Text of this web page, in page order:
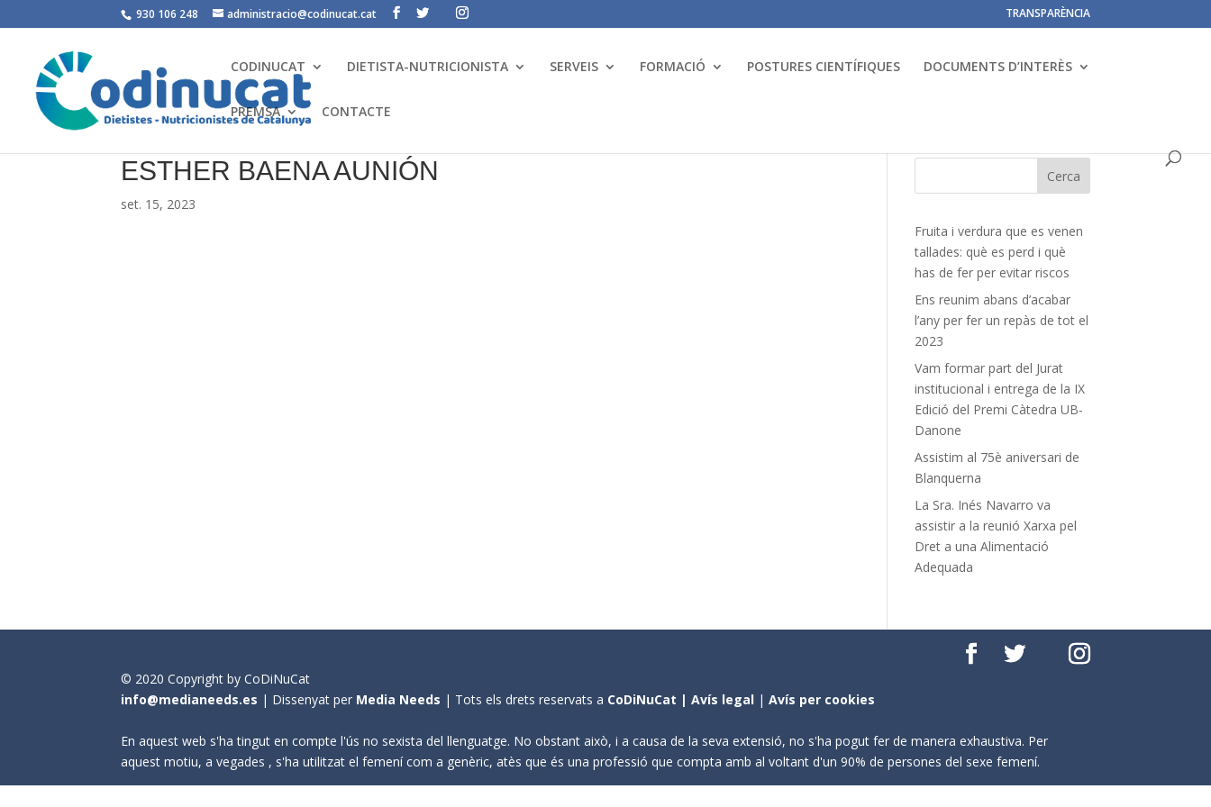
930 106 248 administracio@codinucat.cat TRANSPARÈNCIA
CODINUCAT DIETISTA-NUTRICIONISTA SERVEIS FORMACIÓ POSTURES CIENTÍFIQUES DOCUMENTS D’INTERÈS
PREMSA CONTACTE
ESTHER BAENA AUNIÓN
set. 15, 2023
Fruita i verdura que es venen
tallades: què es perd i què
has de fer per evitar riscos
Ens reunim abans d’acabar
l’any per fer un repàs de tot el
2023
Vam formar part del Jurat
institucional i entrega de la IX
Edició del Premi Càtedra UB-
Danone
Assistim al 75è aniversari de
Blanquerna
La Sra. Inés Navarro va
assistir a la reunió Xarxa pel
Dret a una Alimentació
Adequada
© 2020 Copyright by CoDiNuCat
info@medianeeds.es | Dissenyat per Media Needs | Tots els drets reservats a CoDiNuCat |Avís legal |Avís per cookies
En aquest web s'ha tingut en compte l'ús no sexista del llenguatge. No obstant això, i a causa de la seva extensió, no s'ha pogut fer de manera exhaustiva. Per
aquest motiu, a vegades , s'ha utilitzat el femení com a genèric, atès que és una professió que compta amb al voltant d'un 90% de persones del sexe femení.